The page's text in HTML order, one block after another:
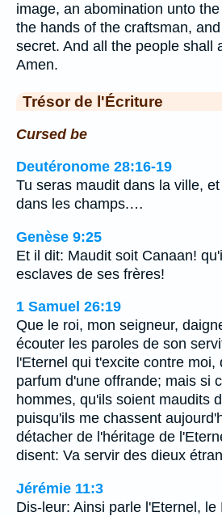
image, an abomination unto
the hands of the craftsman,
secret. And all the people shall
Amen.
Trésor de l'Écriture
Cursed be
Deutéronome 28:16-19
Tu seras maudit dans la ville,
dans les champs.…
Genèse 9:25
Et il dit: Maudit soit Canaan!
esclaves de ses frères!
1 Samuel 26:19
Que le roi, mon seigneur,
écouter les paroles de son
l'Eternel qui t'excite contre moi,
parfum d'une offrande; mais si
hommes, qu'ils soient maudits
puisqu'ils me chassent
détacher de l'héritage de
disent: Va servir des dieux
Jérémie 11:3
Dis-leur: Ainsi parle l'Eternel, le